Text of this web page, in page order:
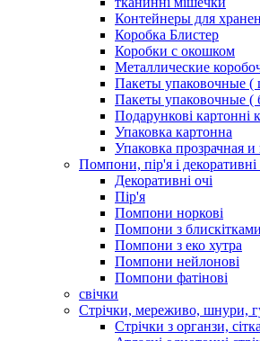
Контейнеры для
Коробка Блистер
Коробки с окошком
Металлические
Пакеты упаковочные (
Пакеты упаковочные (
Подарункові картонні
Упаковка картонна
Упаковка прозрачная
Помпони, пір'я і декоративні
Декоративні очі
Пір'я
Помпони норкові
Помпони з блискітками
Помпони з еко хутра
Помпони нейлонові
Помпони фатінові
свічки
Стрічки, мереживо, шнури,
Стрічки з органзи,